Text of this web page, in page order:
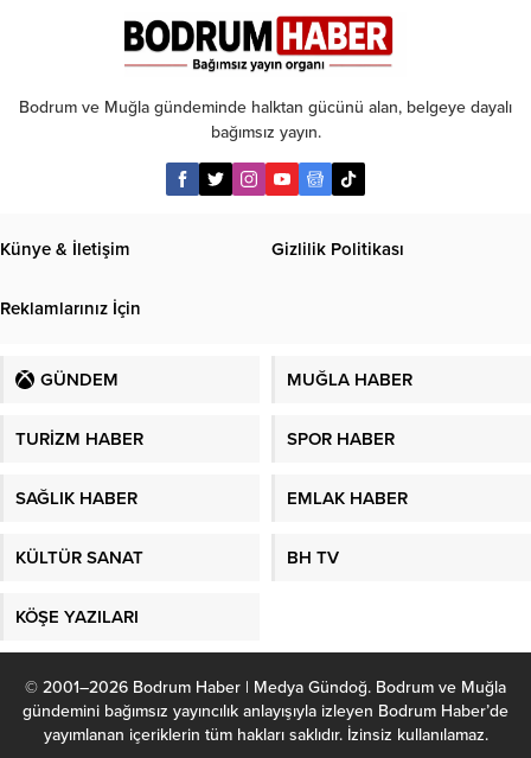
Bodrum ve Muğla gündeminde halktan gücünü alan, belgeye dayalı
bağımsız yayın.
Künye & İletişim Gizlilik Politikası
Reklamlarınız İçin
GÜNDEM MUĞLA HABER
TURİZM HABER SPOR HABER
SAĞLIK HABER EMLAK HABER
KÜLTÜR SANAT BH TV
KÖŞE YAZILARI
© 2001–2026 Bodrum Haber | Medya Gündoğ. Bodrum ve Muğla
gündemini bağımsız yayıncılık anlayışıyla izleyen Bodrum Haber’de
yayımlanan içeriklerin tüm hakları saklıdır. İzinsiz kullanılamaz.